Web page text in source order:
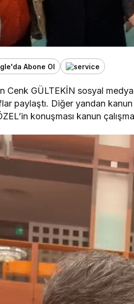
Abone Ol
Cenk GÜLTEKİN sosyal medya
paylaştı. Diğer yandan kanun
konuşması kanun